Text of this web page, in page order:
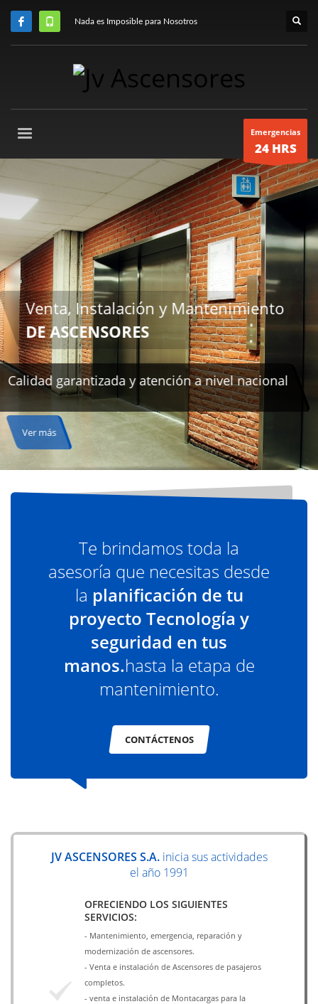
Nada es Imposible para Nosotros
Emergencias
24 HRS
Te brindamos toda la
asesoría que necesitas desde
la planificación de tu
proyecto Tecnología y
seguridad en tus
manos.hasta la etapa de
mantenimiento.
CONTÁCTENOS
JV ASCENSORES S.A. inicia sus actividades
el año 1991
OFRECIENDO LOS SIGUIENTES
SERVICIOS:
- Mantenimiento, emergencia, reparación y
modernización de ascensores.
- Venta e instalación de Ascensores de pasajeros
completos.
- venta e instalación de Montacargas para la